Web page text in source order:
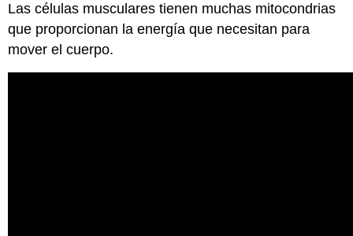
Las células musculares tienen muchas mitocondrias
que proporcionan la energía que necesitan para
mover el cuerpo.